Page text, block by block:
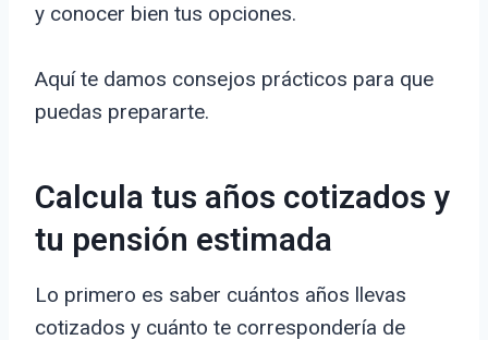
y conocer bien tus opciones.
Aquí te damos consejos prácticos para que
puedas prepararte.
Calcula tus años cotizados y
tu pensión estimada
Lo primero es saber cuántos años llevas
cotizados y cuánto te correspondería de